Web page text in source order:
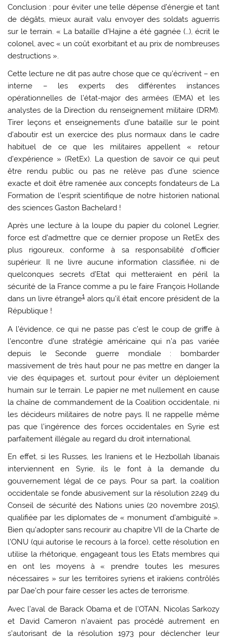
Conclusion : pour éviter une telle dépense d’énergie et tant
de dégâts, mieux aurait valu envoyer des soldats aguerris
sur le terrain. « La bataille d’Hajine a été gagnée (…), écrit le
colonel, avec « un coût exorbitant et au prix de nombreuses
destructions ».
Cette lecture ne dit pas autre chose que ce qu’écrivent – en
interne – les experts des différentes instances
opérationnelles de l’état-major des armées (EMA) et les
analystes de la Direction du renseignement militaire (DRM).
Tirer leçons et enseignements d’une bataille sur le point
d’aboutir est un exercice des plus normaux dans le cadre
habituel de ce que les militaires appellent « retour
d’expérience » (RetEx). La question de savoir ce qui peut
être rendu public ou pas ne relève pas d’une science
exacte et doit être ramenée aux concepts fondateurs de La
Formation de l’esprit scientifique de notre historien national
des sciences Gaston Bachelard !
Après une lecture à la loupe du papier du colonel Legrier,
force est d’admettre que ce dernier propose un RetEx des
plus rigoureux, conforme à sa responsabilité d’officier
supérieur. Il ne livre aucune information classifiée, ni de
quelconques secrets d’Etat qui metteraient en péril la
sécurité de la France comme a pu le faire François Hollande
dans un livre étrange1alors qu’il était encore président de la
République !
A l’évidence, ce qui ne passe pas c’est le coup de griffe à
l’encontre d’une stratégie américaine qui n’a pas variée
depuis le Seconde guerre mondiale : bombarder
massivement de très haut pour ne pas mettre en danger la
vie des équipages et, surtout pour éviter un déploiement
humain sur le terrain. Le papier ne met nullement en cause
la chaîne de commandement de la Coalition occidentale, ni
les décideurs militaires de notre pays. Il ne rappelle même
pas que l’ingérence des forces occidentales en Syrie est
parfaitement illégale au regard du droit international.
En effet, si les Russes, les Iraniens et le Hezbollah libanais
interviennent en Syrie, ils le font à la demande du
gouvernement légal de ce pays. Pour sa part, la coalition
occidentale se fonde abusivement sur la résolution 2249 du
Conseil de sécurité des Nations unies (20 novembre 2015),
qualifiée par les diplomates de « monument d’ambiguïté ».
Bien qu’adopter sans recourir au chapitre VII de la Charte de
l’ONU (qui autorise le recours à la force), cette résolution en
utilise la rhétorique, engageant tous les Etats membres qui
en ont les moyens à « prendre toutes les mesures
nécessaires » sur les territoires syriens et irakiens contrôlés
par Dae’ch pour faire cesser les actes de terrorisme.
Avec l’aval de Barack Obama et de l’OTAN, Nicolas Sarkozy
et David Cameron n’avaient pas procédé autrement en
s’autorisant de la résolution 1973 pour déclencher leur